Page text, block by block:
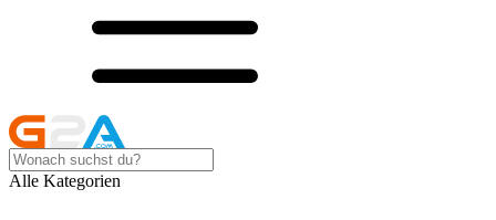
Alle Kategorien